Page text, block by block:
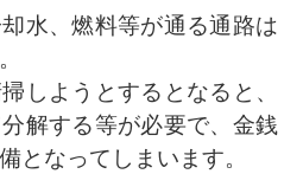
水、燃料等が通る通路は
しようとするとなると、
解する等が必要で、金銭
となってしまいます。